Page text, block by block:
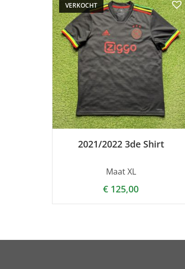
VERKOCHT
2021/2022 3de Shirt
Maat XL
€ 125,00